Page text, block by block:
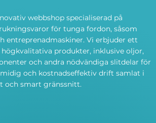
webbshop specialiserad på
för tunga fordon, såsom
entreprenadmaskiner. Vi erbjuder ett
produkter, inklusive oljor,
och andra nödvändiga slitdelar för
och kostnadseffektiv drift samlat i
och smart gränssnitt.